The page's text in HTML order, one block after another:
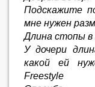
Подскажите
мне нужен
Длина стопы в
У дочери
какой ей
Freestyle